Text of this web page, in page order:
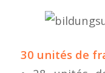
30 unités de